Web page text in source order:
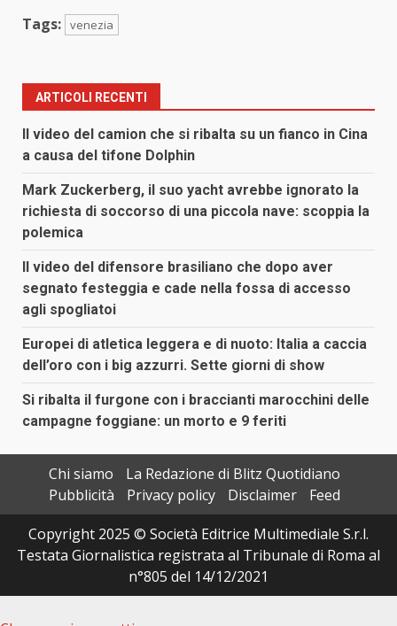
Tags: venezia
ARTICOLI RECENTI
Il video del camion che si ribalta su un fianco in Cina
a causa del tifone Dolphin
Mark Zuckerberg, il suo yacht avrebbe ignorato la
richiesta di soccorso di una piccola nave: scoppia la
polemica
Il video del difensore brasiliano che dopo aver
segnato festeggia e cade nella fossa di accesso
agli spogliatoi
Europei di atletica leggera e di nuoto: Italia a caccia
dell’oro con i big azzurri. Sette giorni di show
Si ribalta il furgone con i braccianti marocchini delle
campagne foggiane: un morto e 9 feriti
Chi siamo
La Redazione di Blitz Quotidiano
Pubblicità
Privacy policy Disclaimer
Feed
Copyright 2025 © Società Editrice Multimediale S.r.l.
Testata Giornalistica registrata al Tribunale di Roma al
n°805 del 14/12/2021